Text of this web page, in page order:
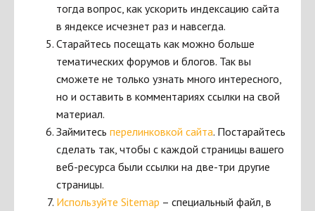
тогда вопрос, как ускорить индексацию сайта
в яндексе исчезнет раз и навсегда.
Старайтесь посещать как можно больше
тематических форумов и блогов. Так вы
сможете не только узнать много интересного,
но и оставить в комментариях ссылки на свой
материал.
Займитесь перелинковкой сайта. Постарайтесь
сделать так, чтобы с каждой страницы вашего
веб-ресурса были ссылки на две-три другие
страницы.
Используйте Sitemap – специальный файл, в